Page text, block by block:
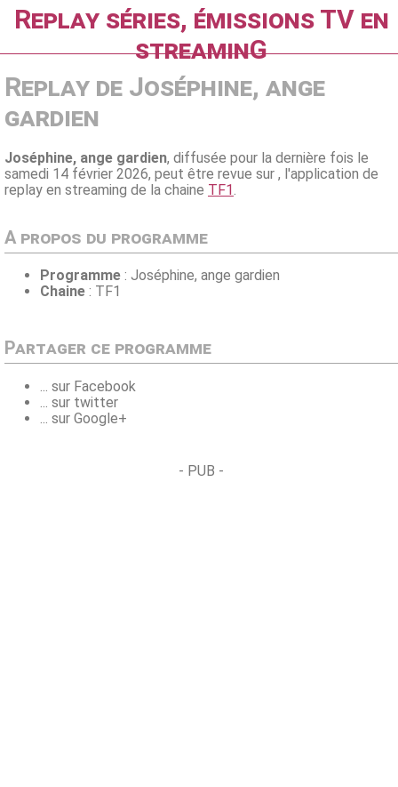
Replay séries, émissions TV en
streaminG
Replay de Joséphine, ange
gardien
Joséphine, ange gardien, diffusée pour la dernière fois le
samedi 14 février 2026, peut être revue sur , l'application de
replay en streaming de la chaine TF1.
A propos du programme
Programme : Joséphine, ange gardien
Chaine : TF1
Partager ce programme
... sur Facebook
... sur twitter
... sur Google+
- PUB -